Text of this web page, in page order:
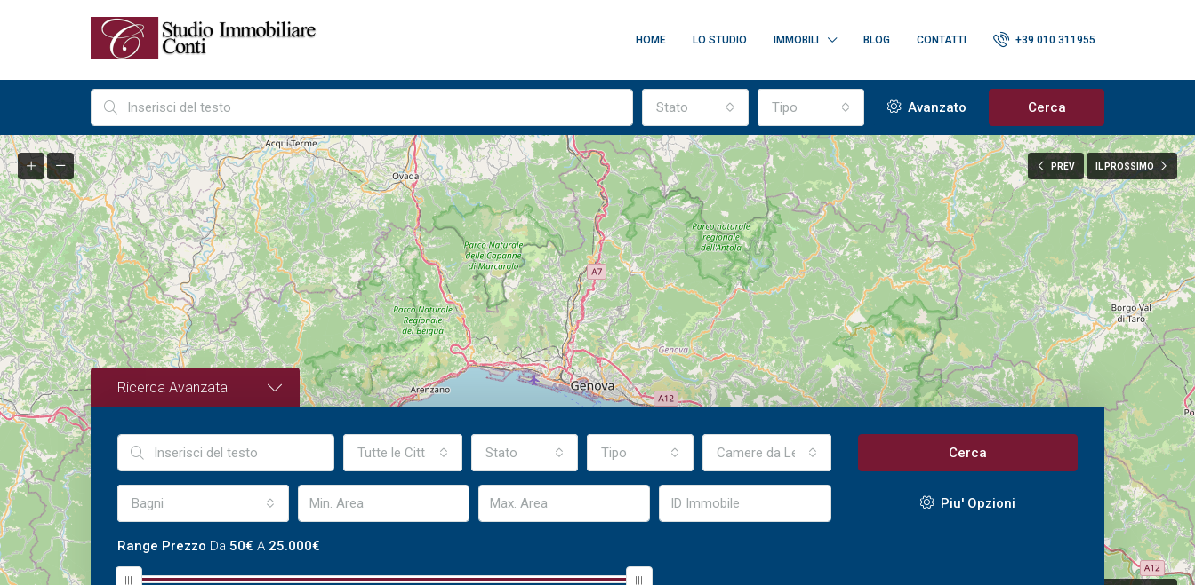
HOME LO STUDIO IMMOBILI BLOG CONTATTI +39 010 311955
Stato Tipo Avanzato Cerca
PREV IL PROSSIMO
Ricerca Avanzata
Tutte le Città Stato Tipo Camere da Letto
Bagni
Range Prezzo Da 50€ A 25.000€
Cerca
Piu' Opzioni